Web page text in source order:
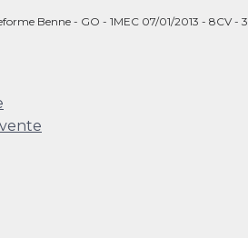
Benne - GO - 1MEC 07/01/2013 - 8CV - 3